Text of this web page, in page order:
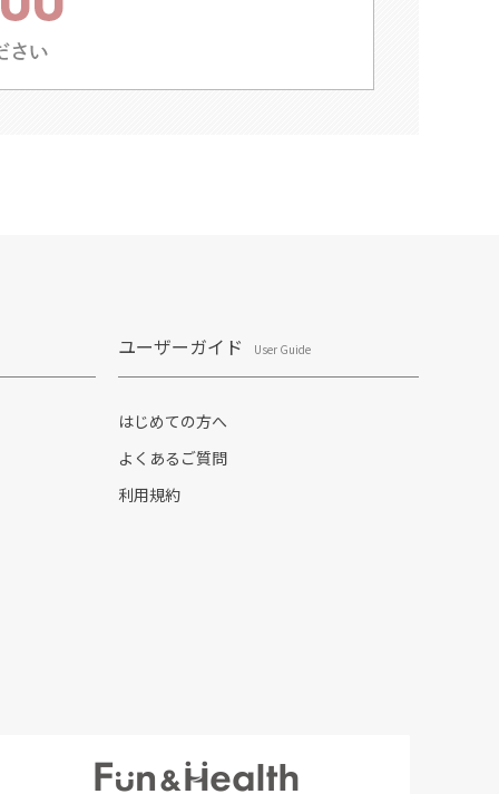
ユーザーガイド User Guide
はじめての方へ
よくあるご質問
利用規約